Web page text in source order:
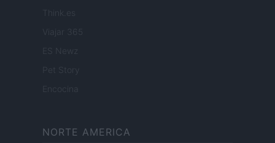
Think.es
Viajar 365
ES Newz
Encocina
NORTE AMERICA